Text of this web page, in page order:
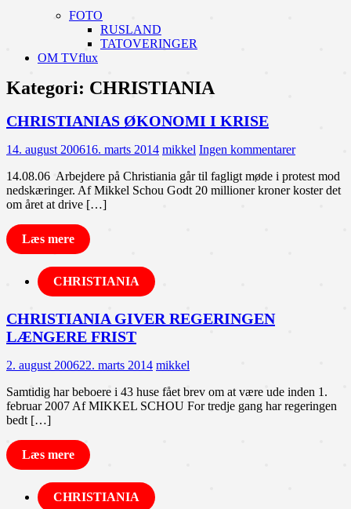
FOTO
RUSLAND
TATOVERINGER
OM TVflux
Kategori: CHRISTIANIA
CHRISTIANIAS ØKONOMI I KRISE
14. august 200616. marts 2014 mikkel Ingen kommentarer
14.08.06 Arbejdere på Christiania går til fagligt møde i protest mod
nedskæringer. Af Mikkel Schou Godt 20 millioner kroner koster det
om året at drive […]
Læs mere
CHRISTIANIA
CHRISTIANIA GIVER REGERINGEN
LÆNGERE FRIST
2. august 200622. marts 2014 mikkel
Samtidig har beboere i 43 huse fået brev om at være ude inden 1.
februar 2007 Af MIKKEL SCHOU For tredje gang har regeringen
bedt […]
Læs mere
CHRISTIANIA